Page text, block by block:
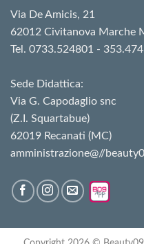
Via De Amicis, 21
62012 Civitanova Marche
Tel. 0733.524801 -
Sede Didattica:
Via G. Capodaglio snc
(Z.I. Squartabue)
62019 Recanati (MC)
amministrazione@//